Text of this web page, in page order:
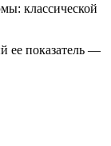
классической
ее показатель —